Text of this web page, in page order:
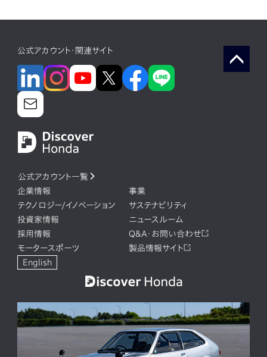
公式アカウント・関連サイト
公式アカウント一覧
企業情報
事業
テクノロジー/イノベーション
サステナビリティ
投資家情報
ニュースルーム
採用情報
Q&A・お問い合わせ
モータースポーツ
製品情報サイト
English